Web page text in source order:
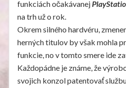
funkciách očakávanej
na trh už o rok.
Okrem silného hardvéru,
herných titulov by však mohla
funkcie, no v tomto smere ide
Každopádne je známe, že
svojich konzol patentovať